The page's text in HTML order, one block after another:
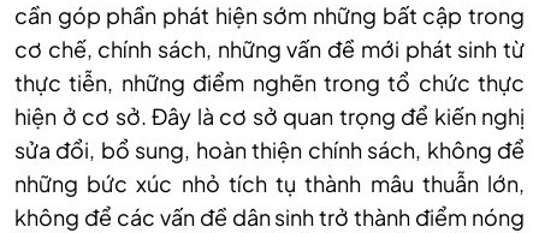
cần góp phần phát hiện sớm những bất cập trong
cơ chế, chính sách, những vấn đề mới phát sinh từ
thực tiễn, những điểm nghẽn trong tổ chức thực
hiện ở cơ sở. Đây là cơ sở quan trọng để kiến nghị
sửa đổi, bổ sung, hoàn thiện chính sách, không để
những bức xúc nhỏ tích tụ thành mâu thuẫn lớn,
không để các vấn đề dân sinh trở thành điểm nóng